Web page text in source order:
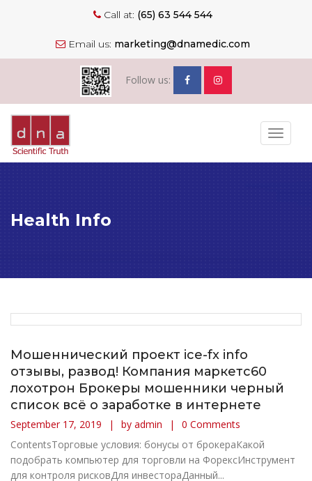
Call at: (65) 63 544 544
Email us: marketing@dnamedic.com
Follow us:
Toggle
Health Info
Мошеннический проект ice-fx info
отзывы, развод! Компания маркетс60
лохотрон Брокеры мошенники черный
список всё о заработке в интернете
September 17, 2019 by admin
0 Comments
ContentsТорговые условия: бонусы от брокераКакой
подобрать компьютер для торговли на ФорексИнструмент
для контроля рисковДля инвестораДанный...